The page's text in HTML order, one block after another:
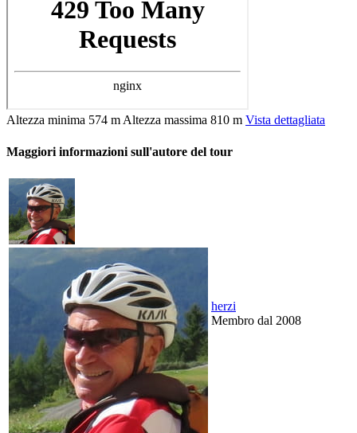
Altezza minima 574 m Altezza massima 810 m Vista dettagliata
Maggiori informazioni sull'autore del tour
herzi
Membro dal 2008